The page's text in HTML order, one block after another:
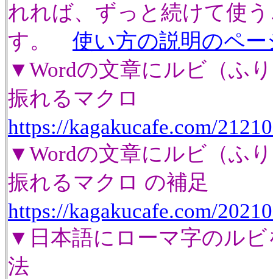
れれば、ずっと続けて使
す。 使い方の説明のペー
▼Wordの文章にルビ（ふ
振れるマクロ
https://kagakucafe.com/
▼Wordの文章にルビ（ふ
振れるマクロ の補足
https://kagakucafe.com/
▼日本語にローマ字のル
法